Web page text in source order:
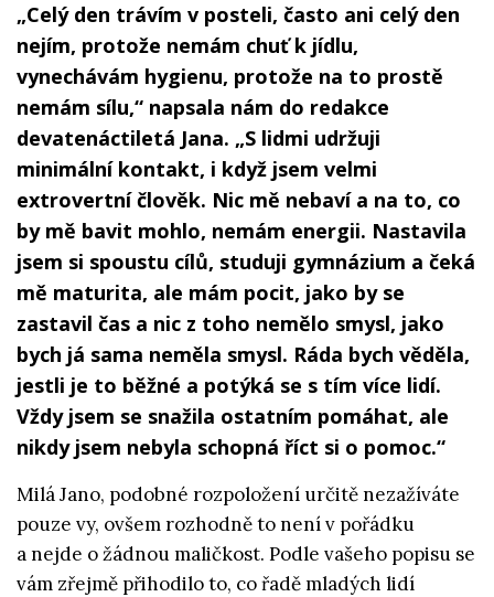
„Celý den trávím v posteli, často ani celý den
nejím, protože nemám chuť k jídlu,
vynechávám hygienu, protože na to prostě
nemám sílu,“ napsala nám do redakce
devatenáctiletá Jana. „S lidmi udržuji
minimální kontakt, i když jsem velmi
extrovertní člověk. Nic mě nebaví a na to, co
by mě bavit mohlo, nemám energii. Nastavila
jsem si spoustu cílů, studuji gymnázium a čeká
mě maturita, ale mám pocit, jako by se
zastavil čas a nic z toho nemělo smysl, jako
bych já sama neměla smysl. Ráda bych věděla,
jestli je to běžné a potýká se s tím více lidí.
Vždy jsem se snažila ostatním pomáhat, ale
nikdy jsem nebyla schopná říct si o pomoc.“
Milá Jano, podobné rozpoložení určitě nezažíváte
pouze vy, ovšem rozhodně to není v pořádku
a nejde o žádnou maličkost. Podle vašeho popisu se
vám zřejmě přihodilo to, co řadě mladých lidí